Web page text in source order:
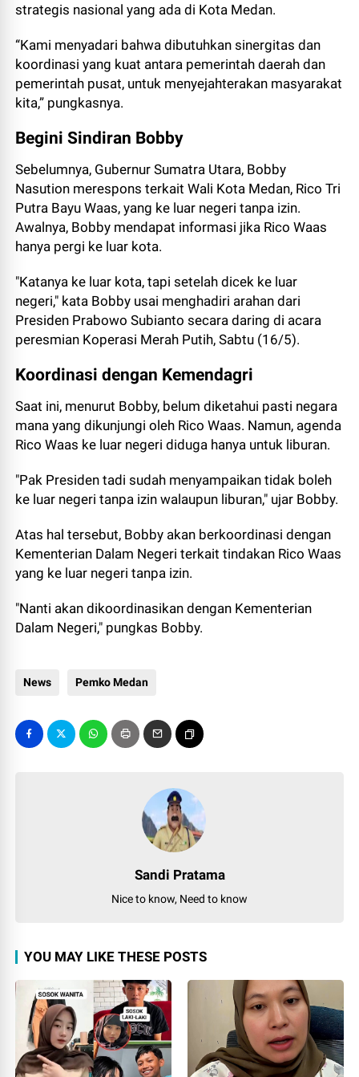
strategis nasional yang ada di Kota Medan.
“Kami menyadari bahwa dibutuhkan sinergitas dan
koordinasi yang kuat antara pemerintah daerah dan
pemerintah pusat, untuk menyejahterakan masyarakat
kita,” pungkasnya.
Begini Sindiran Bobby
Sebelumnya, Gubernur Sumatra Utara, Bobby
Nasution merespons terkait Wali Kota Medan, Rico Tri
Putra Bayu Waas, yang ke luar negeri tanpa izin.
Awalnya, Bobby mendapat informasi jika Rico Waas
hanya pergi ke luar kota.
"Katanya ke luar kota, tapi setelah dicek ke luar
negeri," kata Bobby usai menghadiri arahan dari
Presiden Prabowo Subianto secara daring di acara
peresmian Koperasi Merah Putih, Sabtu (16/5).
Koordinasi dengan Kemendagri
Saat ini, menurut Bobby, belum diketahui pasti negara
mana yang dikunjungi oleh Rico Waas. Namun, agenda
Rico Waas ke luar negeri diduga hanya untuk liburan.
"Pak Presiden tadi sudah menyampaikan tidak boleh
ke luar negeri tanpa izin walaupun liburan," ujar Bobby.
Atas hal tersebut, Bobby akan berkoordinasi dengan
Kementerian Dalam Negeri terkait tindakan Rico Waas
yang ke luar negeri tanpa izin.
"Nanti akan dikoordinasikan dengan Kementerian
Dalam Negeri," pungkas Bobby.
News Pemko Medan
Sandi Pratama
Nice to know, Need to know
YOU MAY LIKE THESE POSTS